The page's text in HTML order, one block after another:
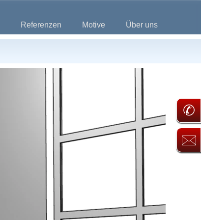
Referenzen Motive Über uns
✆
🖂